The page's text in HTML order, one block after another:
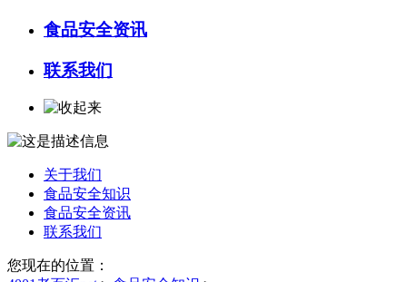
食品安全资讯
联系我们
关于我们
食品安全知识
食品安全资讯
联系我们
您现在的位置：